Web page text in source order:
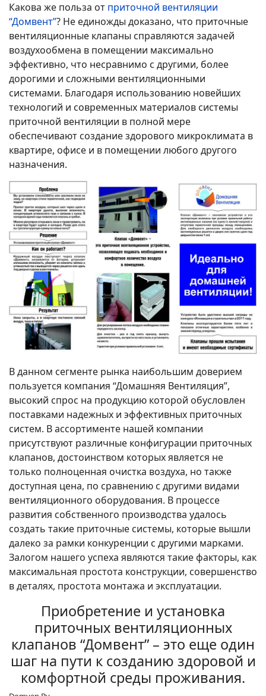
Какова же польза от приточной вентиляции
“Домвент”? Не единожды доказано, что приточные
вентиляционные клапаны справляются задачей
воздухообмена в помещении максимально
эффективно, что несравнимо с другими, более
дорогими и сложными вентиляционными
системами. Благодаря использованию новейших
технологий и современных материалов системы
приточной вентиляции в полной мере
обеспечивают создание здорового микроклимата в
квартире, офисе и в помещении любого другого
назначения.
В данном сегменте рынка наибольшим доверием
пользуется компания “Домашняя Вентиляция”,
высокий спрос на продукцию которой обусловлен
поставками надежных и эффективных приточных
систем. В ассортименте нашей компании
присутствуют различные конфигурации приточных
клапанов, достоинством которых является не
только полноценная очистка воздуха, но также
доступная цена, по сравнению с другими видами
вентиляционного оборудования. В процессе
развития собственного производства удалось
создать такие приточные системы, которые вышли
далеко за рамки конкуренции с другими марками.
Залогом нашего успеха являются такие факторы, как
максимальная простота конструкции, совершенство
в деталях, простота монтажа и эксплуатации.
Приобретение и установка
приточных вентиляционных
клапанов “Домвент” – это еще один
шаг на пути к созданию здоровой и
комфортной среды проживания.